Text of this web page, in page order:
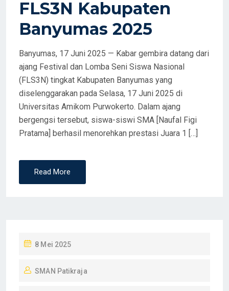
FLS3N Kabupaten
Banyumas 2025
Banyumas, 17 Juni 2025 — Kabar gembira datang dari
ajang Festival dan Lomba Seni Siswa Nasional
(FLS3N) tingkat Kabupaten Banyumas yang
diselenggarakan pada Selasa, 17 Juni 2025 di
Universitas Amikom Purwokerto. Dalam ajang
bergengsi tersebut, siswa-siswi SMA [Naufal Figi
Pratama] berhasil menorehkan prestasi Juara 1 […]
Read More
P
S
8 Mei 2025
SMAN Patikraja